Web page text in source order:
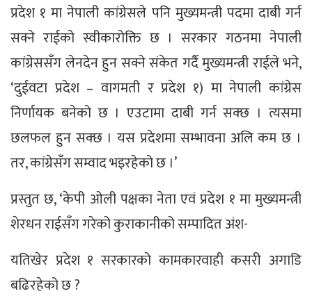
प्रदेश १ मा नेपाली कांग्रेसले पनि मुख्यमन्त्री पदमा दाबी गर्न
सक्ने राईको स्वीकारोक्ति छ । सरकार गठनमा नेपाली
कांग्रेससँग लेनदेन हुन सक्ने संकेत गर्दै मुख्यमन्त्री राईले भने,
‘दुईवटा प्रदेश – वागमती र प्रदेश १) मा नेपाली कांग्रेस
निर्णायक बनेको छ । एउटामा दाबी गर्न सक्छ । त्यसमा
छलफल हुन सक्छ । यस प्रदेशमा सम्भावना अलि कम छ ।
तर, कांग्रेसँग सम्वाद भइरहेको छ ।’
प्रस्तुत छ, ‘केपी ओली पक्षका नेता एवं प्रदेश १ मा मुख्यमन्त्री
शेरधन राईसँग गरेको कुराकानीको सम्पादित अंश-
यतिखेर प्रदेश १ सरकारको कामकारवाही कसरी अगाडि
बढिरहेको छ ?